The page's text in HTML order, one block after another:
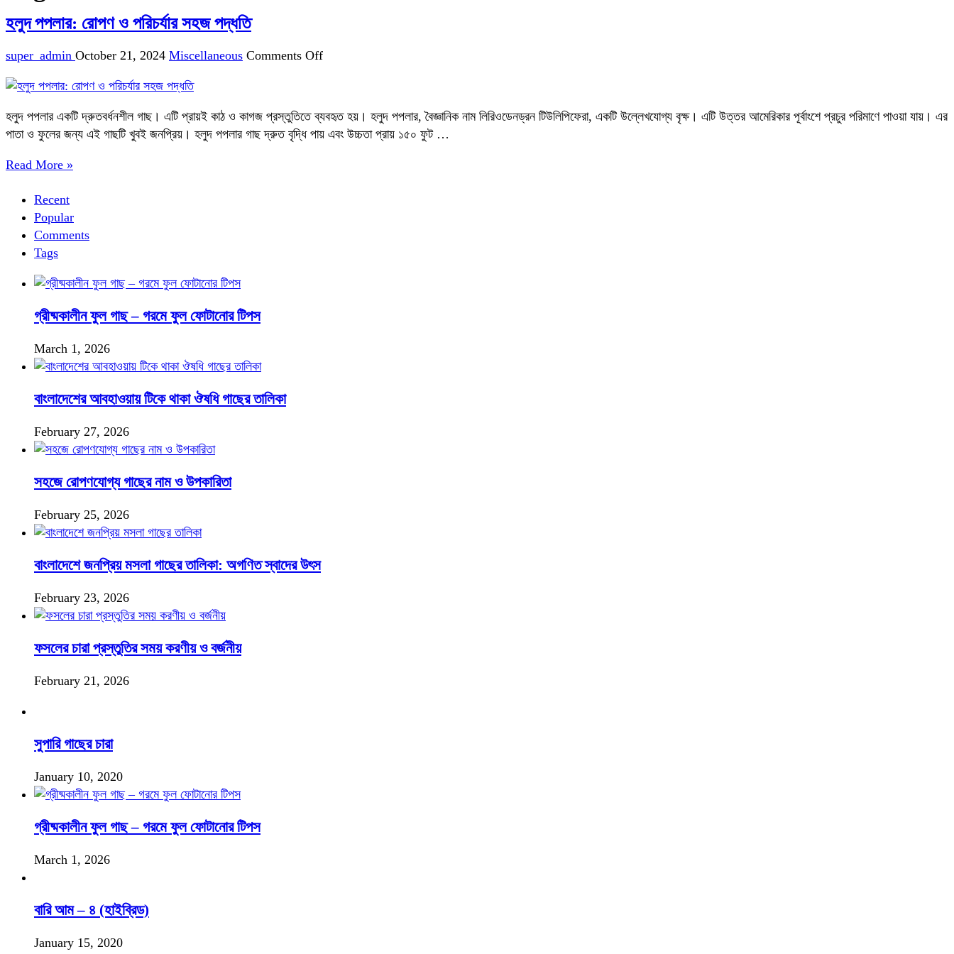
হলুদ পপলার: রোপণ ও পরিচর্যার সহজ পদ্ধতি
super_admin October 21, 2024 Miscellaneous Comments Offon
ও
পরিচর্যার
হলুদ পপলার একটি দ্রুতবর্ধনশীল গাছ। এটি প্রায়ই কাঠ ও কাগজ প্রস্তুতিতে ব্যবহৃত হয়। হলুদ পপলার, বৈজ্ঞানিক নাম লিরিওডেনড্রন টিউলিপিফেরা, একটি উল্লেখযোগ্য বৃক্ষ। এটি উত্তর আমেরিকার পূর্বাংশে প্রচুর পরিমাণে পাওয়া যায়। এর
পাতা ও ফুলের জন্য এই গাছটি খুবই জনপ্রিয়। হলুদ পপলার গাছ দ্রুত বৃদ্ধি পায় এবং উচ্চতা প্রায় ১৫০ ফুট …
Read More »
Recent
Popular
Comments
Tags
গ্রীষ্মকালীন ফুল গাছ – গরমে ফুল ফোটানোর টিপস
March 1, 2026
বাংলাদেশের আবহাওয়ায় টিকে থাকা ঔষধি গাছের তালিকা
February 27, 2026
সহজে রোপণযোগ্য গাছের নাম ও উপকারিতা
February 25, 2026
বাংলাদেশে জনপ্রিয় মসলা গাছের তালিকা: অগণিত স্বাদের উৎস
February 23, 2026
ফসলের চারা প্রস্তুতির সময় করণীয় ও বর্জনীয়
February 21, 2026
সুপারি গাছের চারা
January 10, 2020
গ্রীষ্মকালীন ফুল গাছ – গরমে ফুল ফোটানোর টিপস
March 1, 2026
বারি আম – ৪ (হাইব্রিড)
January 15, 2020